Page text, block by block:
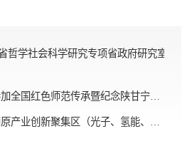
哲学社会科学研究专项省政府研究室